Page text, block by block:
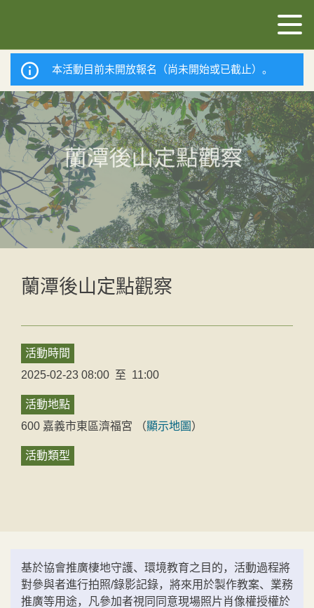
本活動目前未開放報名（尚未開始或已截止）。
蘭潭後山定點觀察
活動時間
2025-02-23 08:00 至 11:00
活動地點
600 嘉義市東區濟福宮 （顯示地圖 ）
活動類型
基於協會推廣棲地守護、環境教育之目的，活動過程將
對參與者進行拍照/錄影記錄，將來用於製作教案、業務
推廣等用途，凡參加者視同同意現場照片肖像權授權於